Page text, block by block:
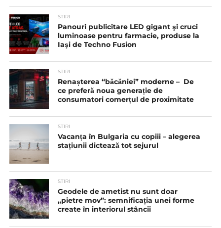
STIRI
Panouri publicitare LED gigant şi cruci
luminoase pentru farmacie, produse la
Iaşi de Techno Fusion
STIRI
Renașterea “băcăniei” moderne – De
ce preferă noua generație de
consumatori comerțul de proximitate
STIRI
Vacanța în Bulgaria cu copiii – alegerea
stațiunii dictează tot sejurul
STIRI
Geodele de ametist nu sunt doar
„pietre mov”: semnificația unei forme
create în interiorul stâncii